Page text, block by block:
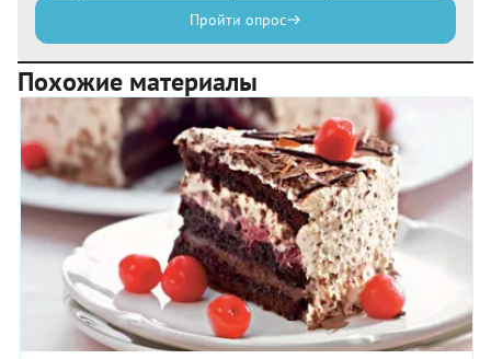
Пройти опрос
Похожие материалы